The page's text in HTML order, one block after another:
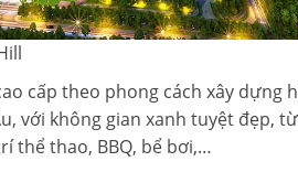
cấp theo phong cách xây dựng
với không gian xanh tuyệt đẹp,
thể thao, BBQ, bể bơi,…